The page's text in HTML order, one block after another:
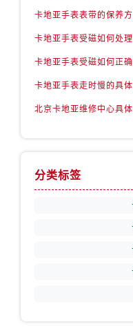
卡地亚手表表带的保养方
卡地亚手表受磁如何处理
卡地亚手表受磁如何正
卡地亚手表走时慢的具体
北京卡地亚维修中心具体
分类标签